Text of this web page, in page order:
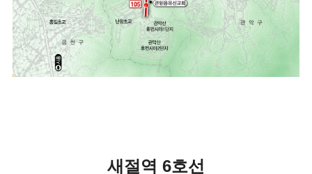
새절역 6호선